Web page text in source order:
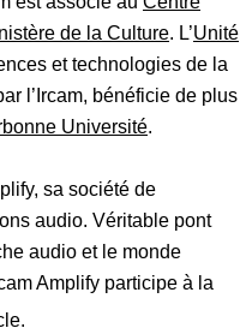
de la Culture. L’Unité
et technologies de la
l’Ircam, bénéficie de plus
Université.
sa société de
audio. Véritable pont
audio et le monde
Amplify participe à la